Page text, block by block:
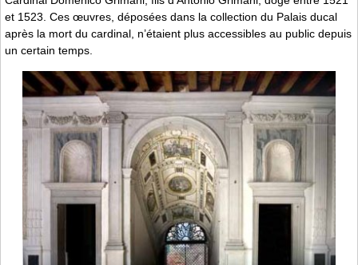
et 1523. Ces œuvres, déposées dans la collection du Palais ducal
après la mort du cardinal, n’étaient plus accessibles au public depuis
un certain temps.